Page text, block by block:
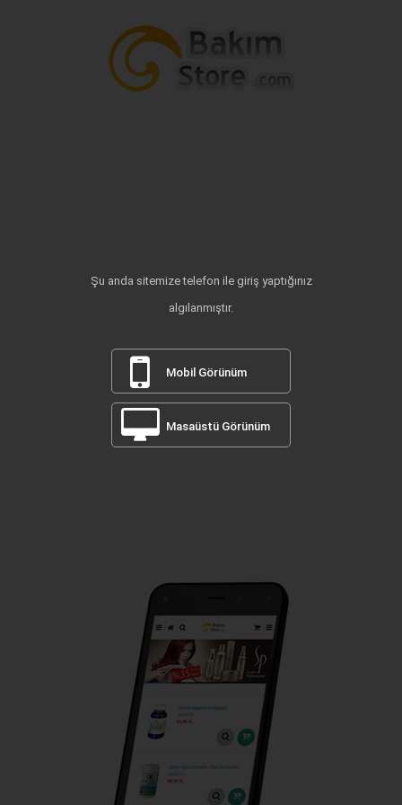
Şu anda sitemize telefon ile giriş yaptığınız
algılanmıştır.
Mobil Görünüm
Masaüstü Görünüm